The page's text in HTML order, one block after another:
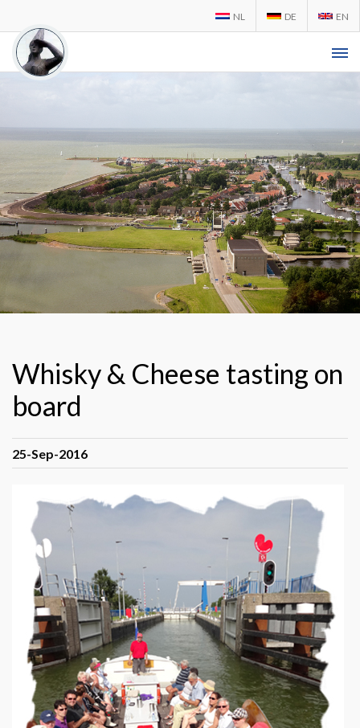
NL DE EN
Whisky & Cheese tasting on
board
25-Sep-2016